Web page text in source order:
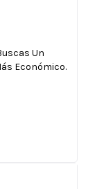
Un
Económico.